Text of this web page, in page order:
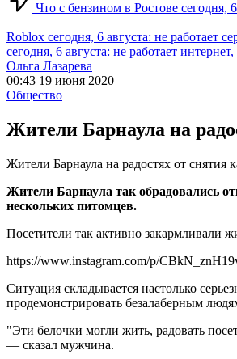
Что с бензином в Ростове сегодня,
Roblox сегодня, 6 августа: не работает
сегодня, 6 августа: не работает
Ольга Лазарева
00:43 19 июня 2020
Общество
Жители Барнаула на
Жители Барнаула на радостях от снятия
Жители Барнаула так обрадовались
нескольких питомцев.
Посетители так активно закармливали
https://www.instagram.com/p/
Ситуация складывается настолько
продемонстрировать безалаберным
"Эти белочки могли жить, радовать
— сказал мужчина.